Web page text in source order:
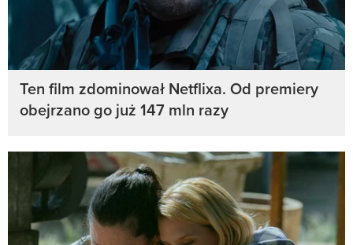
Ten film zdominował Netflixa. Od premiery
obejrzano go już 147 mln razy